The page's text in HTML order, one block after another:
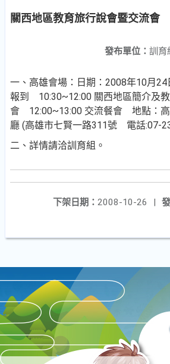
關西地區教育旅行說會暨交流會
發布單位： 訓育
一 、高雄會場：日期：2008年10月
報到 10:30~12:00 關西地區簡介及
會 12:00~13:00 交流餐會 地點：高
廳 (高雄市七賢一路311號 電話:07-
二 、詳情請洽訓育組。
下架日期： 2008-10-26
|